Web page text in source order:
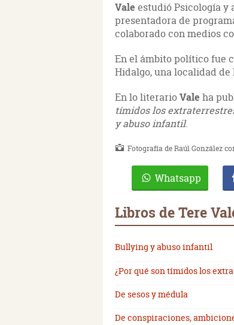
Vale estudió Psicología y
presentadora de
colaborado con medios
En el ámbito político fue
Hidalgo, una localidad de
En lo literarioVale ha
tímidos los
y abuso infantil.
Fotografía de Raúl González
Whatsapp
Libros de Tere
Bullying y abuso infantil
¿Por qué son tímidos los
De sesos y médula
De conspiraciones,